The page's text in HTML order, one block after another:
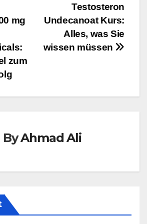
Testosteron
Undecanoat Kurs:
Alles, was Sie
wissen müssen
mg
zum
ByAhmad Ali